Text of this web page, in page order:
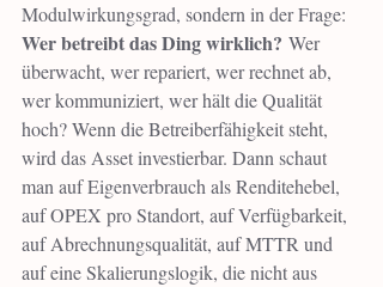
Modulwirkungsgrad, sondern in der Frage:
Wer betreibt das Ding wirklich? Wer
überwacht, wer repariert, wer rechnet ab,
wer kommuniziert, wer hält die Qualität
hoch? Wenn die Betreiberfähigkeit steht,
wird das Asset investierbar. Dann schaut
man auf Eigenverbrauch als Renditehebel,
auf OPEX pro Standort, auf Verfügbarkeit,
auf Abrechnungsqualität, auf MTTR und
auf eine Skalierungslogik, die nicht aus